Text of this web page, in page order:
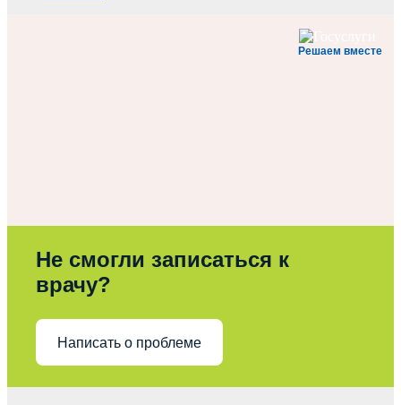
Решаем вместе
Не смогли записаться к
врачу?
Написать о проблеме